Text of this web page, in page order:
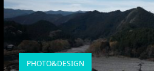
PHOTO&DESIGN